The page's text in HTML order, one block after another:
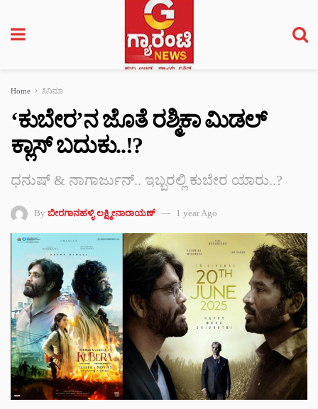
Home ಸಿನಿಮಾ
‘ಕುಬೇರ’ನ ಜೊತೆ ರಶ್ಮಿಕಾ ಮಿಡಲ್
ಕ್ಲಾಸ್ ಬದುಕು..!?
ಧನುಷ್ & ನಾಗಾರ್ಜುನ್.. ಇಬ್ಬರಲ್ಲಿ ಕುಬೇರ ಯಾರು..?
By ಬೀರಗಾನಹಳ್ಳಿ ಲಕ್ಷ್ಮೀನಾರಾಯಣ್ 1 year Ago